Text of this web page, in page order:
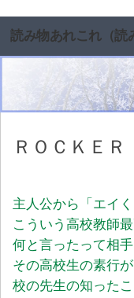
読み物あれこれ（読
ＲＯＣＫＥＲ
主人公から「エイ
こういう高校教師
何と言ったって相
その高校生の素行
校の先生の知った